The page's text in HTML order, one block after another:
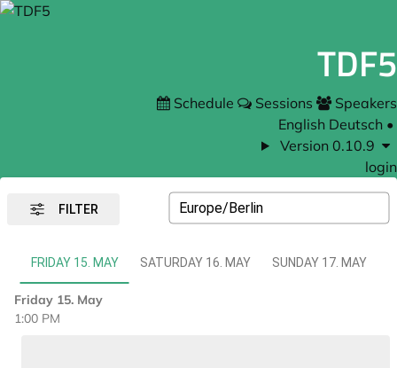
TDF5
Schedule Sessions
Speakers
English Deutsch •
Version 0.10.9
login